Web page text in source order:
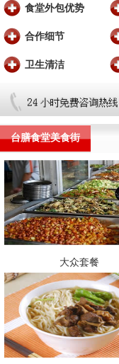
食堂外包优势
合作细节
卫生清洁
台膳食堂美食街
大众套餐